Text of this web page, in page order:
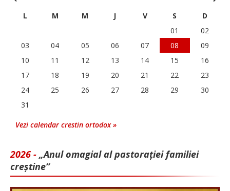
L M M J V S
D
01
02
03
04 05 06 07 08
09
10
11 12 13 14 15
16
17
18 19 20 21 22
23
24
25 26 27 28 29
30
31
Vezi calendar crestin ortodox »
2026 - „Anul omagial al pastorației familiei
creștine”